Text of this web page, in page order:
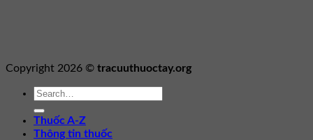
Copyright 2026 © tracuuthuoctay.org
Thuốc A-Z
Thông tin thuốc